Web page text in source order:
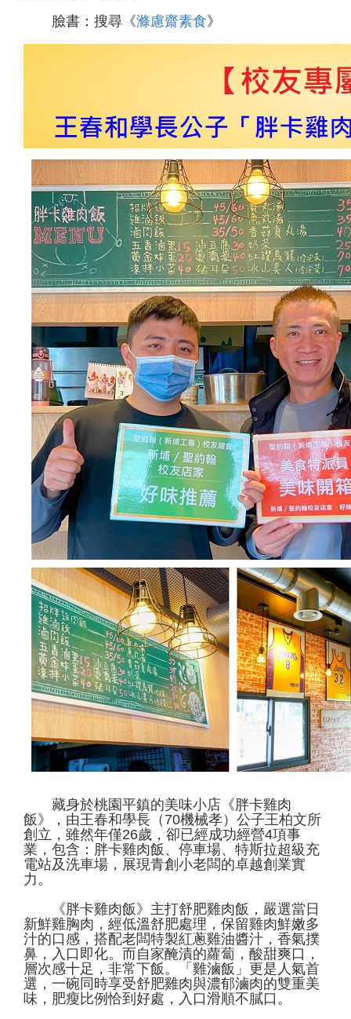
臉書：搜尋《滌慮齋素食》
藏身於桃園平鎮的美味小店《胖卡雞肉
飯》，由王春和學長（70機械孝）公子王柏文所
創立，雖然年僅26歲，卻已經成功經營4項事
業，包含：胖卡雞肉飯、停車場、特斯拉超級充
電站及洗車場，展現青創小老闆的卓越創業實
力。
《胖卡雞肉飯》主打舒肥雞肉飯，嚴選當日
新鮮雞胸肉，經低溫舒肥處理，保留雞肉鮮嫩多
汁的口感，搭配老闆特製紅蔥雞油醬汁，香氣撲
鼻，入口即化。而自家醃漬的蘿蔔，酸甜爽口，
層次感十足，非常下飯。「雞滷飯」更是人氣首
選，一碗同時享受舒肥雞肉與濃郁滷肉的雙重美
味，肥瘦比例恰到好處，入口滑順不膩口。